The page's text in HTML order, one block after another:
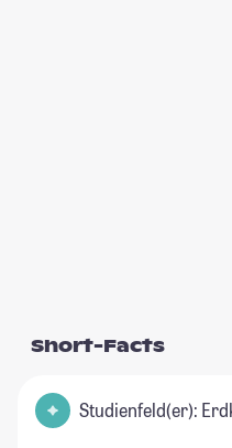
Short-Facts
Studienfeld(er):